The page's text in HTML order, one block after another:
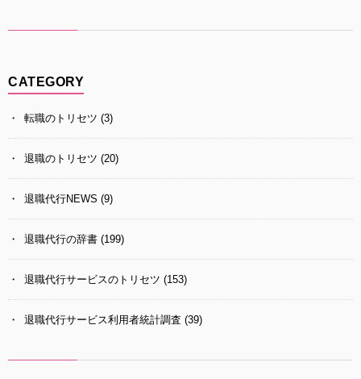
CATEGORY
転職のトリセツ (3)
退職のトリセツ (20)
退職代行NEWS (9)
退職代行の辞書 (199)
退職代行サービスのトリセツ (153)
退職代行サービス利用者統計調査 (39)